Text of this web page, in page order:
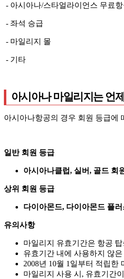
- 아시아나/스타얼라이언스 무료항
- 좌석 승급
- 마일리지 몰
- 기타
아시아나 마일리지는 언
아시아나항공의 경우 회원 등급에
일반 회원 등급
아시아나클럽, 실버, 골드 회
상위 회원 등급
다이아몬드, 다이아몬드 플
유의사항
마일리지 유효기간은 항공
유효기간 내에 사용하지 않
2008년 10월 1일부터 적립
마일리지 사용 시, 유효기간